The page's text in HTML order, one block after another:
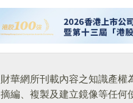
財華網所刊載內容之知識產權
摘編、複製及建立鏡像等任何